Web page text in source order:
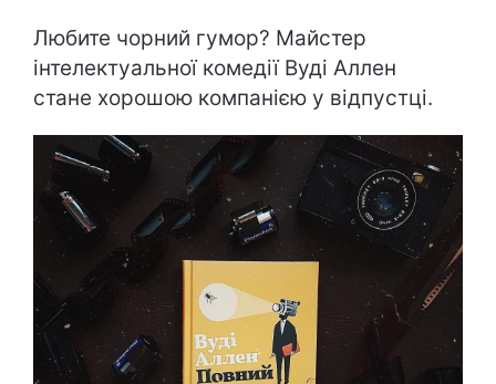
Любите чорний гумор? Майстер
інтелектуальної комедії Вуді Аллен
стане хорошою компанією у відпустці.